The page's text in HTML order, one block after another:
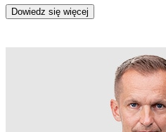
Dowiedz się więcej